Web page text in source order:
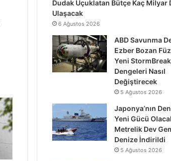
Dudak Uçuklatan Bütçe Kaç Milyar
Ulaşacak
6 Ağustos 2026
ABD Savunma
Ezber Bozan
Yeni
Dengeleri Nasıl
Değiştirecek
5 Ağustos 2026
Japonya’nın
Yeni Gücü
Metrelik Dev
Denize İndirildi
5 Ağustos 2026